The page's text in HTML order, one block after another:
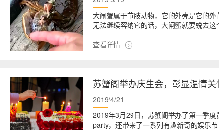
大闸蟹属于节肢动物，它的外壳是它的
无法继续容纳它的话，大闸蟹就要蜕去
查看详情
苏蟹阁举办庆生会，彰显温情
2019/4/21
2019年3月29日，苏蟹阁举办了第一季
party，还带来了一系列有趣新奇的娱乐